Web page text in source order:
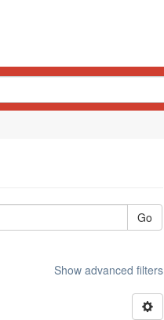
Go
Show advanced filters